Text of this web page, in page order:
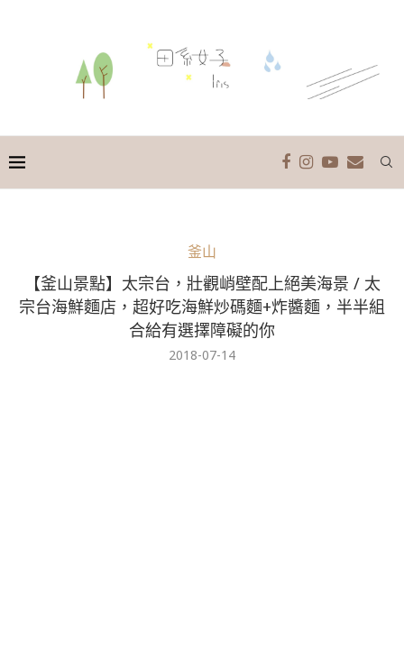
釜山
【釜山景點】太宗台，壯觀峭壁配上絕美海景 / 太
宗台海鮮麵店，超好吃海鮮炒碼麵+炸醬麵，半半組
合給有選擇障礙的你
2018-07-14